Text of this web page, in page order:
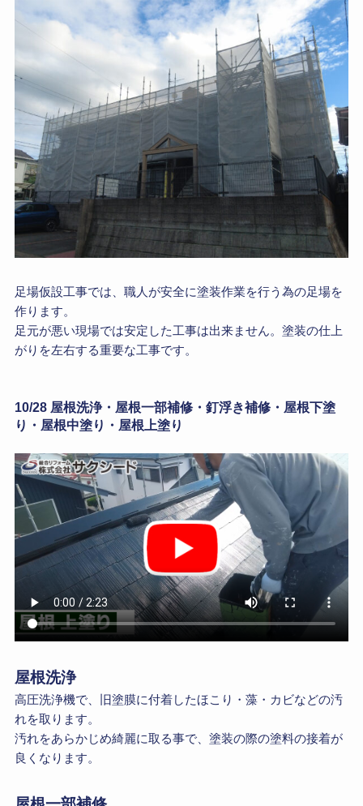
足場仮設工事では、職人が安全に塗装作業を行う為の足場を
作ります。
足元が悪い現場では安定した工事は出来ません。塗装の仕上
がりを左右する重要な工事です。
10/28 屋根洗浄・屋根一部補修・釘浮き補修・屋根下塗
り・屋根中塗り・屋根上塗り
屋根洗浄
高圧洗浄機で、旧塗膜に付着したほこり・藻・カビなどの汚
れを取ります。
汚れをあらかじめ綺麗に取る事で、塗装の際の塗料の接着が
良くなります。